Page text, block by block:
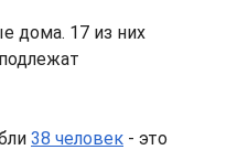
дома. 17 из них
38 человек - это